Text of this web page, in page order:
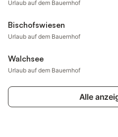
Urlaub auf dem Bauernhof
Bischofswiesen
Urlaub auf dem Bauernhof
Walchsee
Urlaub auf dem Bauernhof
Alle